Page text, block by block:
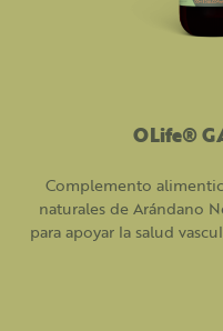
OLife®
Complemento
naturales de Arándano
para apoyar la salud